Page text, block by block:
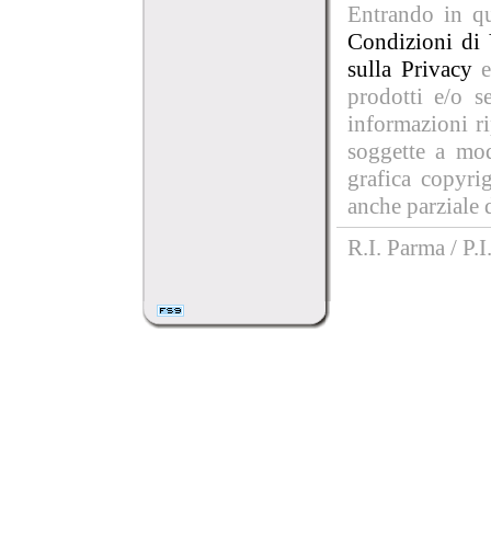
Entrando in
Condizioni di
sulla Privacy
prodotti e/o
informazioni
soggette a
grafica
anche
R.I. Parma /